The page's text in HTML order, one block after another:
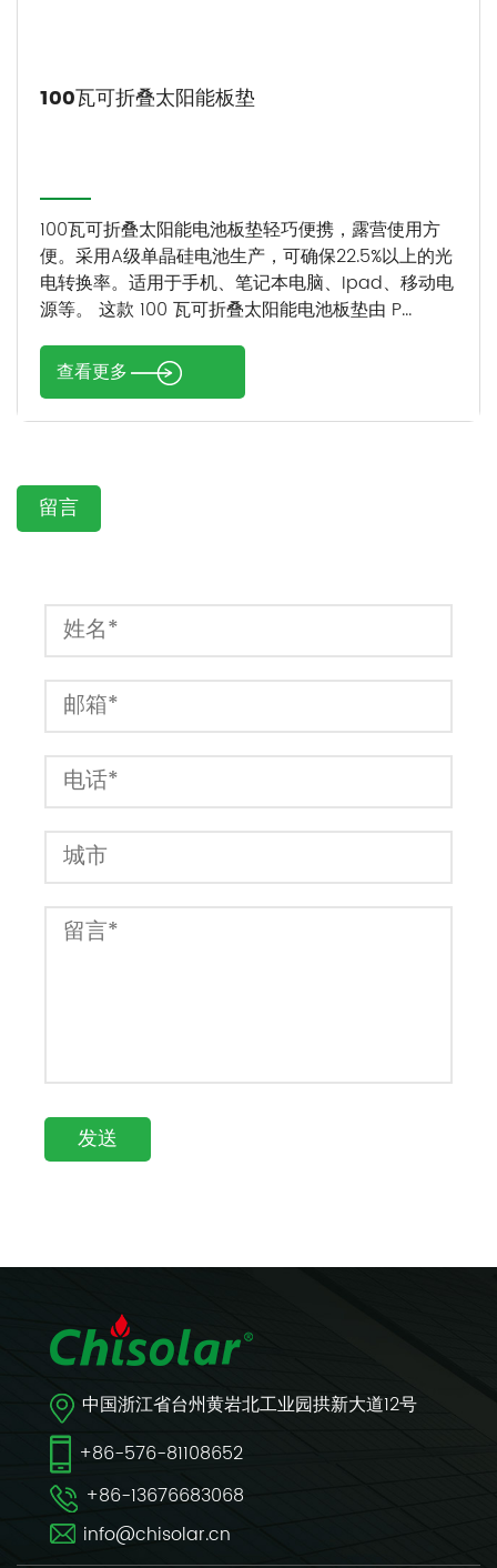
100瓦可折叠太阳能板垫
100瓦可折叠太阳能电池板垫轻巧便携，露营使用方
便。采用A级单晶硅电池生产，可确保22.5%以上的光
电转换率。适用于手机、笔记本电脑、Ipad、移动电
源等。 这款 100 瓦可折叠太阳能电池板垫由 P...
查看更多
留言
中国浙江省台州黄岩北工业园拱新大道12号
+86-576-81108652
+86-13676683068
info@chisolar.cn